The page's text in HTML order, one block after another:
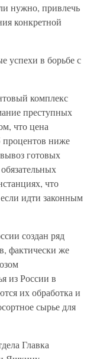
нужно, привлечь
конкретной
успехи в борьбе с
комплекс
преступных
что цена
процентов ниже
готовых
что
идти законным
создан ряд
фактически же
из России в
их обработка и
сырье для
Главка